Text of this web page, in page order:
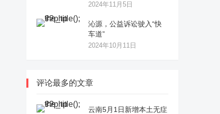
2024年11月5日
沁源，公益诉讼驶入“快
车道”
2024年10月11日
评论最多的文章
云南5月1日新增本土无症